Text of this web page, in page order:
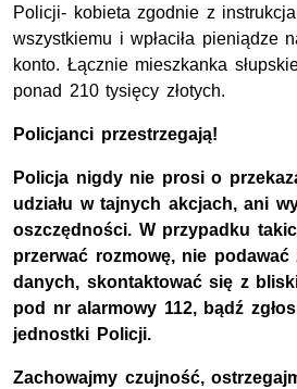
Policji- kobieta zgodnie z
wszystkiemu i wpłaciła pieniądze
konto. Łącznie mieszkanka
ponad 210 tysięcy złotych.
Policjanci przestrzegają!
Policja nigdy nie prosi o
udziału w tajnych akcjach, ani
oszczędności. W przypadku
przerwać rozmowę, nie
danych, skontaktować się z
pod nr alarmowy 112, bądź
jednostki Policji.
Zachowajmy czujność,